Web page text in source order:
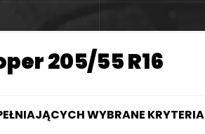
205/55 R16
WYBRANE KRYTERIA